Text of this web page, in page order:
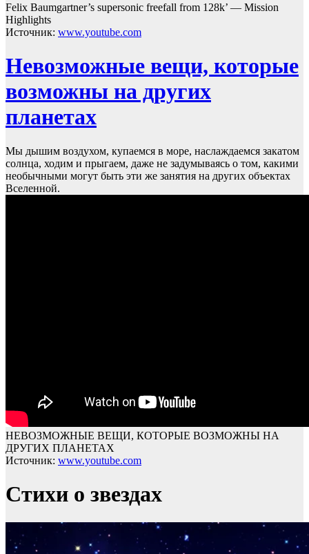
Felix Baumgartner’s supersonic freefall from 128k’ — Mission
Highlights
Источник: www.youtube.com
Невозможные вещи, которые
возможны на других
планетах
Мы дышим воздухом, купаемся в море, наслаждаемся закатом
солнца, ходим и прыгаем, даже не задумываясь о том, какими
необычными могут быть эти же занятия на других объектах
Вселенной.
НЕВОЗМОЖНЫЕ ВЕЩИ, КОТОРЫЕ ВОЗМОЖНЫ НА
ДРУГИХ ПЛАНЕТАХ
Источник: www.youtube.com
Стихи о звездах